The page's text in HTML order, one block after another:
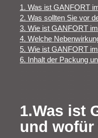
1. Was ist GANFORT
2. Was sollten Sie vor
3. Wie ist GANFORT
4. Welche
5. Wie ist GANFORT
6. Inhalt der Packung
1.Was ist
und wofür